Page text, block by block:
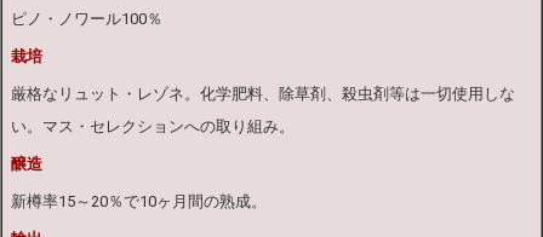
ピノ・ノワール100％
栽培
厳格なリュット・レゾネ。化学肥料、除草剤、殺虫剤等は一切使用しな
い。マス・セレクションへの取り組み。
醸造
新樽率15～20％で10ヶ月間の熟成。